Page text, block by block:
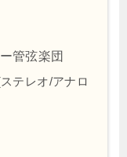
管弦楽団
テレオ/アナロ